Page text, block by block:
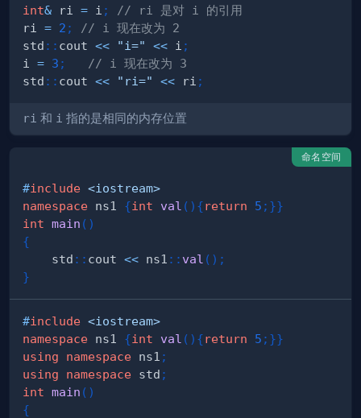
int& ri = i ;
// ri 是对 i 的引用
ri = 2 ;
// i 现在改为 2
std :: cout << "i=" << i ;
i = 3 ;
// i 现在改为 3
std :: cout << "ri=" << ri ;
ri 和 i 指的是相同的内存位置
命名空间
#include <iostream>
namespace ns1 {int val ( ) {return 5 ; }}
int main ( )
{
    std
:: cout << ns1 :: val ( ) ;
}
#include <iostream>
namespace ns1 {int val ( ) {return 5 ; }}
using
namespace ns1 ;
using
namespace std ;
int main ( )
{